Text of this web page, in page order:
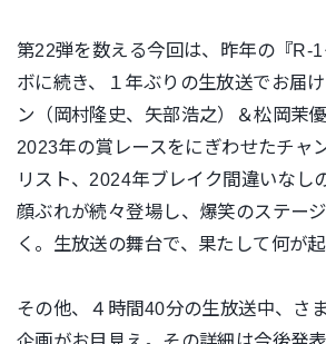
第22弾を数える今回は、昨年の『R-
ボに続き、１年ぶりの生放送でお届
ン（岡村隆史、矢部浩之）＆松岡茉優
2023年の賞レースをにぎわせたチャ
リスト、2024年ブレイク間違いなし
顔ぶれが続々登場し、爆笑のステー
く。生放送の舞台で、果たして何が
その他、４時間40分の生放送中、さ